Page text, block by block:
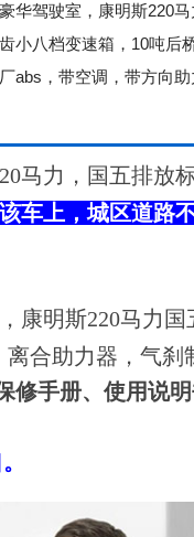
华驾驶室，康明斯220
小八档变速箱，10吨后
abs，带空调，带方向
马力，国五排放
该车上，城区道路不
康明斯220马力
合助力器，气刹
修手册、使用说